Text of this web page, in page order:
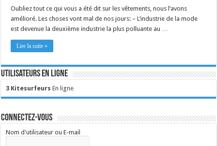
Oubliez tout ce qui vous a été dit sur les vêtements, nous l’avons
amélioré. Les choses vont mal de nos jours: – L’industrie de la mode
est devenue la deuxième industrie la plus polluante au …
Lire la suite »
Utilisateurs en ligne
3 Kitesurfeurs En ligne
Connectez-vous
Nom d'utilisateur ou E-mail